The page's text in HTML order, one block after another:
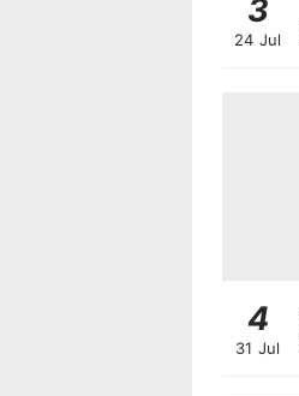
3
24 Jul
4
31 Jul